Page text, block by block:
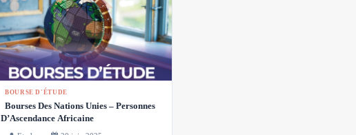
BOURSE D'ÉTUDE
Bourses Des Nations Unies – Personnes
D’Ascendance Africaine